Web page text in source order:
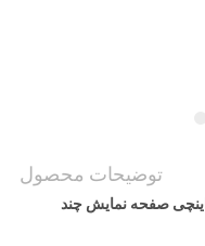
توضیحات محصول
صفحه نمایش گسترده صفحه نمایش 10.1 اینچی صفحه نمایش چند